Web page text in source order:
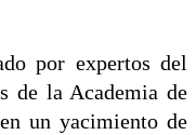
por expertos del
de la Academia de
un yacimiento de